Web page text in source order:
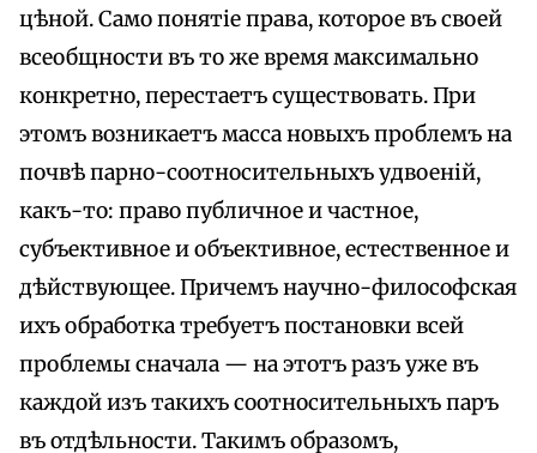
цѣной. Само понятіе права, которое въ своей
всеобщности въ то же время максимально
конкретно, перестаетъ существовать. При
этомъ возникаетъ масса новыхъ проблемъ на
почвѣ парно-соотносительныхъ удвоеній,
какъ-то: право публичное и частное,
субъективное и объективное, естественное и
дѣйствующее. Причемъ научно-философская
ихъ обработка требуетъ постановки всей
проблемы сначала — на этотъ разъ уже въ
каждой изъ такихъ соотносительныхъ паръ
въ отдѣльности. Такимъ образомъ,